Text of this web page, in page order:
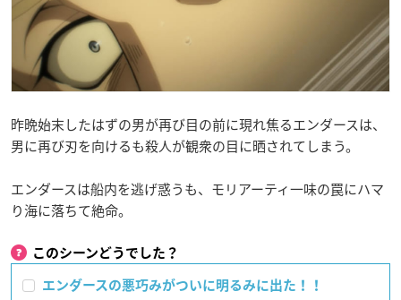
昨晩始末したはずの男が再び目の前に現れ焦るエンダースは、
男に再び刃を向けるも殺人が観衆の目に晒されてしまう。
エンダースは船内を逃げ惑うも、モリアーティ一味の罠にハマ
り海に落ちて絶命。
このシーンどうでした？
エンダースの悪巧みがついに明るみに出た！！